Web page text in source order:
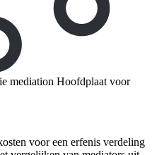
mediation Hoofdplaat voor
voor een erfenis verdeling